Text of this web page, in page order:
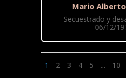
Mario
Secuestrado y
06/12/
1 2 3 4 5 ... 10